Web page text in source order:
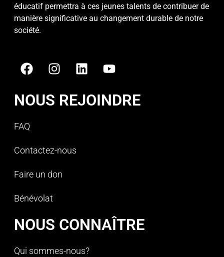
éducatif permettra à ces jeunes talents de contribuer de
manière significative au changement durable de notre
société.
NOUS REJOINDRE
FAQ
Contactez-nous
Faire un don
Bénévolat
NOUS CONNAÎTRE
Qui sommes-nous?